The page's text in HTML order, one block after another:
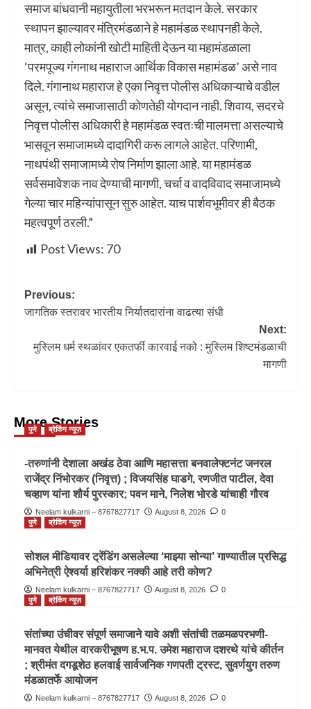
समाज बांधवानी महायुतीला भरभरून मतदान केले. सरकार
स्थापन झाल्यावर मंत्रिमंडळाने हे महामंडळ स्थापनही केले.
मात्र, काही लोकांनी खोटी माहिती देऊन या महामंडळाला
‘परमपूज्य गंगनाथ महाराज आर्थिक विकास महामंडळ’ असे नाव
दिले. गंगानाथ महाराज हे एका निवृत्त पोलीस अधिकाऱ्याचे वडील
असून, त्यांचे समाजासाठी कोणतेही योगदान नाही. शिवाय, सदरचे
निवृत्त पोलीस अधिकारी हे महामंडळ स्वतःची मालमत्ता असल्याचे
भासवून समाजामध्ये दादागिरी करू लागले आहेत. परिणामी,
नाथपंथी समाजामध्ये रोष निर्माण झाला आहे. या महामंडळ
सर्वसमावेशक नाव देण्याची मागणी, चर्चा व वादविवाद समाजामध्ये
गेल्या चार महिन्यांपासून सुरु आहेत. याच पार्शवभूमीवर ही बैठक
महत्वपूर्ण ठरली.”
Post Views: 70
Previous:
जागतिक स्तरावर भारतीय निर्यातदारांना वाढत्या संधी
Next:
मुस्लिम धर्म स्थळांवर एकतर्फी कारवाई नको : मुस्लिम शिष्टमंडळाची
मागणी
More Stories
पुणे ब्रेकिंग न्यूज़
-तरुणांनी देशाला अखंड ठेवा आणि महासत्ता बनवालेफ्टनंट जनरल
राजेंद्र निंभोरकर (निवृत्त) ; विजयसिंह घाडगे, रणजीत पाटील, देवा
चव्हाण यांना शौर्य पुरस्कार; पवन माने, निलेश भोरडे यांचाही गौरव
Neelam kulkarni – 8767827717 August 8, 2026
0
पुणे
ब्रेकिंग न्यूज़
सोशल मीडियावर ट्रेंडिंग असलेल्या ‘माझ्या सोन्या’ गाण्यातील प्रसिद्ध
अभिनेत्री ऐश्वर्या हरिशंकर नक्की आहे तरी कोण?
Neelam kulkarni – 8767827717 August 8, 2026
0
पुणे
ब्रेकिंग न्यूज़
संतांच्या उंचीवर संपूर्ण समाजाने यावे अशी संतांची तळमळपरभणी-
मानवत येथील वारकरीभूषण ह.भ.प. उमेश महाराज दशरथे यांचे कीर्तन
; श्रीमंत दगडूशेठ हलवाई सार्वजनिक गणपती ट्रस्ट, सुवर्णयुग तरुण
मंडळातर्फे आयोजन
Neelam kulkarni – 8767827717 August 8, 2026 0